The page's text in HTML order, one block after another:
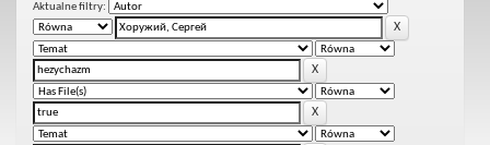
Aktualne filtry: